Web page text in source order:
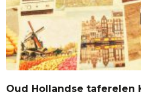
Oud Hollandse taferelen